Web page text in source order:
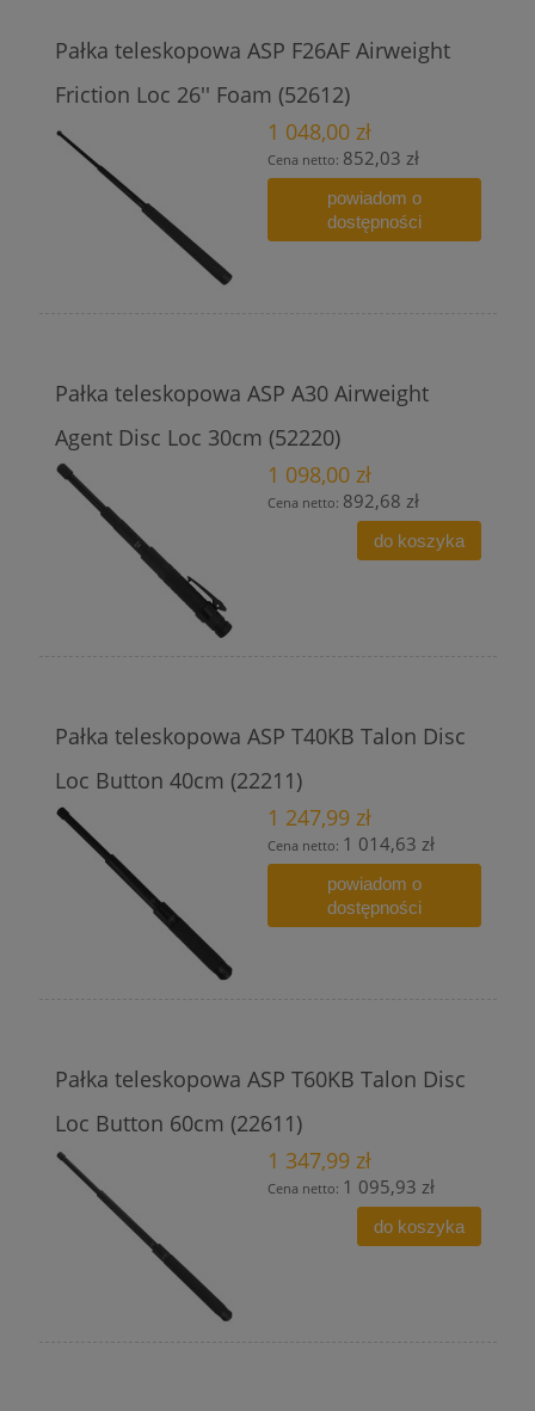
Pałka teleskopowa ASP F26AF Airweight
Friction Loc 26'' Foam (52612)
1 048,00 zł
Cena netto: 852,03 zł
powiadom o
dostępności
Pałka teleskopowa ASP A30 Airweight
Agent Disc Loc 30cm (52220)
1 098,00 zł
Cena netto: 892,68 zł
do koszyka
Pałka teleskopowa ASP T40KB Talon Disc
Loc Button 40cm (22211)
1 247,99 zł
Cena netto: 1 014,63 zł
powiadom o
dostępności
Pałka teleskopowa ASP T60KB Talon Disc
Loc Button 60cm (22611)
1 347,99 zł
Cena netto: 1 095,93 zł
do koszyka